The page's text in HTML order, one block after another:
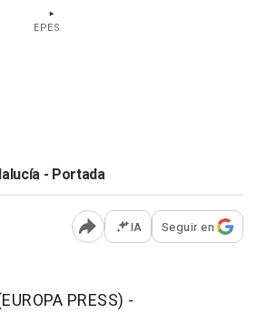
EPES
- Portada
Abrir opciones para
IA Seguir en
PRESS) -